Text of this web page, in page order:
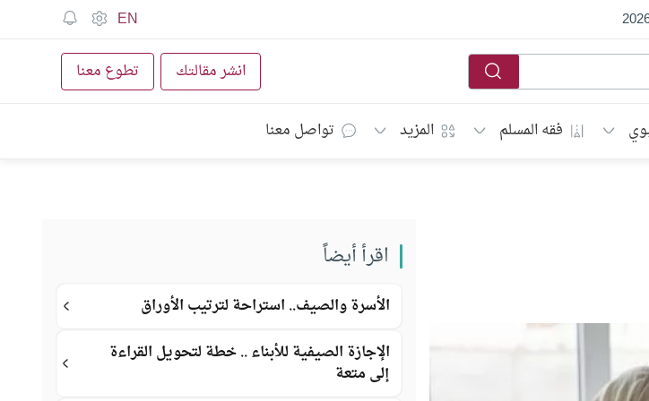
EN
انشر مقالتك تطوع معنا
فقه المسلم المزيد تواصل معنا
اقرأ أيضاً
الأسرة والصيف.. استراحة لترتيب الأوراق
الإجازة الصيفية للأبناء .. خطة لتحويل القراءة
إلى متعة